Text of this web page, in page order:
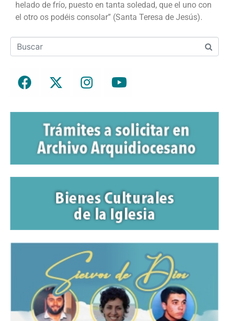
helado de frío, puesto en tanta soledad, que el uno con
el otro os podéis consolar” (Santa Teresa de Jesús).